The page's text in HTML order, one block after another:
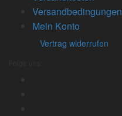
Versandbedingungen
Mein Konto
Vertrag widerrufen